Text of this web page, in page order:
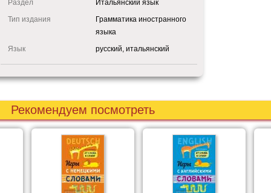
Раздел
Итальянский язык
Тип издания
Грамматика иностранного
языка
Язык
русский, итальянский
Рекомендуем посмотреть